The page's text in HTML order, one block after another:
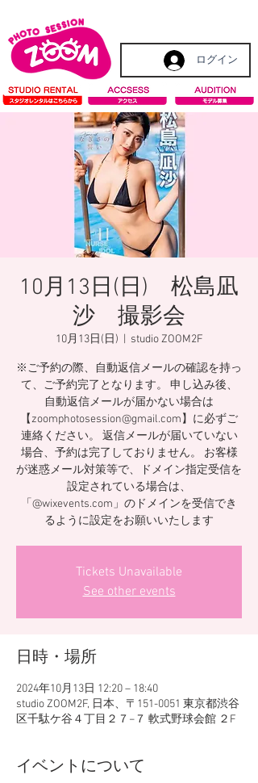
ログイン
10月13日(日) 松島凪
沙 撮影会
10月13日(日) studio ZOOM2F
※ご予約の際、自動返信メールの確認を持っ
て、ご予約完了となります。 申し込み後、
自動返信メールが届かない場合は
【zoomphotosession@gmail.com】に必ずご
連絡ください。 返信メールが届いていない
場合、予約は完了しておりません。 お客様
が迷惑メール対策等で、ドメイン指定受信を
設定されている場合は、
「@wixevents.com」のドメインを受信でき
るように設定をお願いいたします
Tickets Unavailable
See other events
日時・場所
2024年10月13日 12:20 – 18:40
studio ZOOM2F, 日本、〒151-0051 東京都渋谷
区千駄ケ谷４丁目２７−７ 軟式野球会館 ２F
イベントについて